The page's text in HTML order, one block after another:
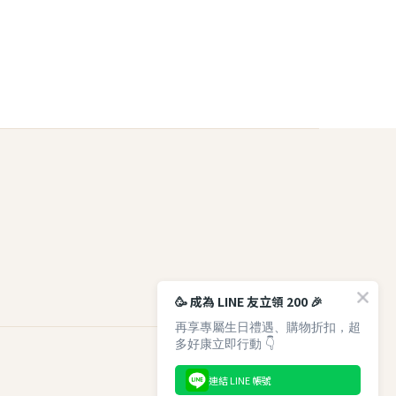
🥳 成為 LINE 友立領 200 🎉
再享專屬生日禮遇、購物折扣，超
多好康立即行動 👇
連結 LINE 帳號